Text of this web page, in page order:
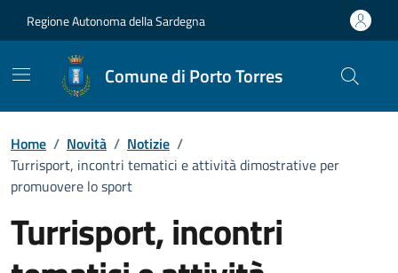
Regione Autonoma della Sardegna
Comune di Porto Torres
Home / Novità / Notizie /
Turrisport, incontri tematici e attività dimostrative per
promuovere lo sport
Turrisport, incontri